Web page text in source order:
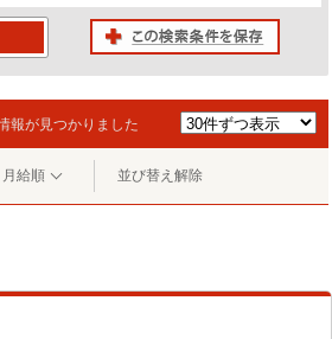
報が見つかりました
月給順 並び替え解除